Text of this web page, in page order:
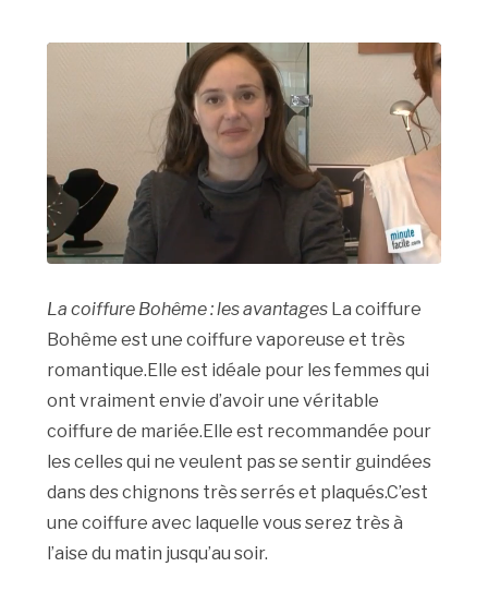
La coiffure Bohême : les avantages La coiffure
Bohême est une coiffure vaporeuse et très
romantique.Elle est idéale pour les femmes qui
ont vraiment envie d’avoir une véritable
coiffure de mariée.Elle est recommandée pour
les celles qui ne veulent pas se sentir guindées
dans des chignons très serrés et plaqués.C’est
une coiffure avec laquelle vous serez très à
l’aise du matin jusqu’au soir.